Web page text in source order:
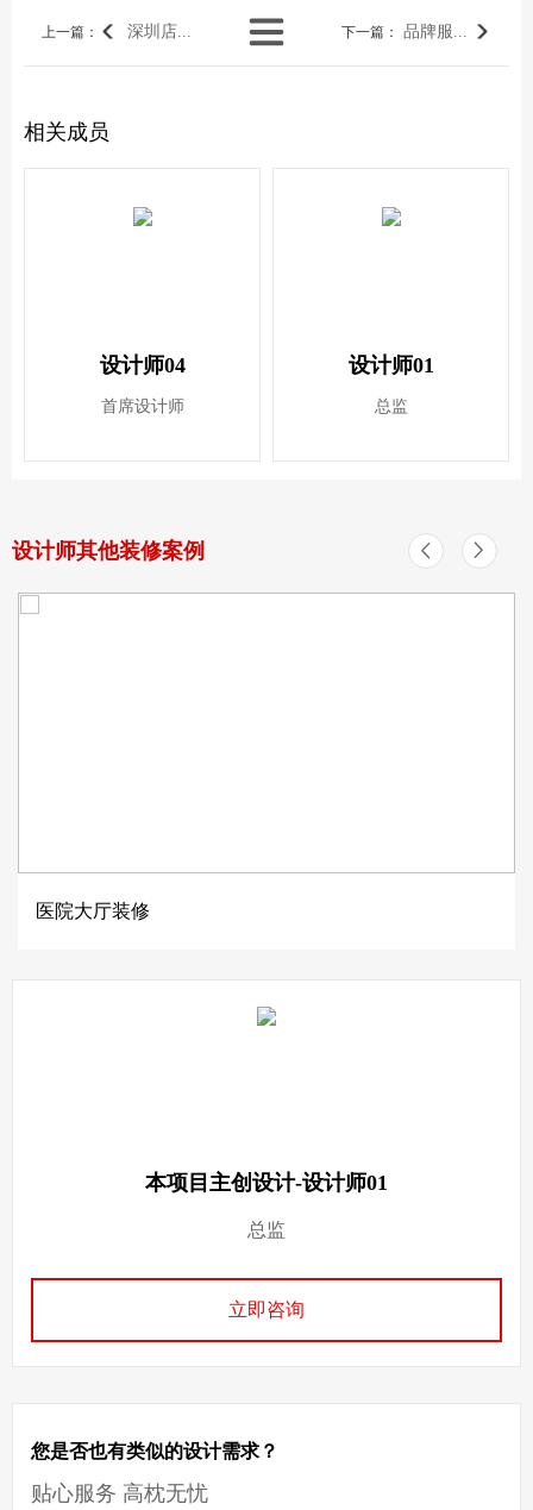
上一篇 ： 深圳店... 下一篇 ： 品牌服...
相关成员
设计师04
首席设计师
设计师01
总监
设计师其他装修案例
医院大厅装修
本项目主创设计-设计师01
总监
立即咨询
您是否也有类似的设计需求？
贴心服务 高枕无忧